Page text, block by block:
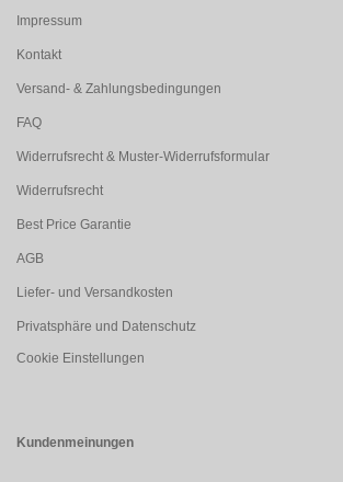
Impressum
Kontakt
Versand- & Zahlungsbedingungen
FAQ
Widerrufsrecht & Muster-Widerrufsformular
Widerrufsrecht
Best Price Garantie
AGB
Liefer- und Versandkosten
Privatsphäre und Datenschutz
Cookie Einstellungen
Kundenmeinungen